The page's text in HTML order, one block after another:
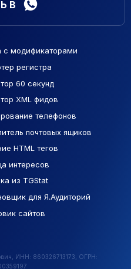
В
с модификаторами
регистра
60 секунд
XML фидов
телефонов
почтовых ящиков
HTML тегов
интересов
из TGStat
для Я.Аудиторий
сайтов
сайтов
Figma
Карты
сайты
реклама
ИНН: 860326713173, ОГРН: